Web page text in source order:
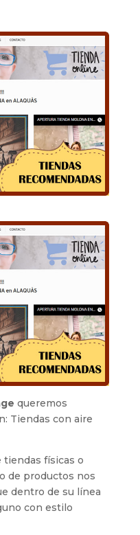
queremos
Tiendas con aire
tiendas físicas o
de productos nos
dentro de su línea
con estilo